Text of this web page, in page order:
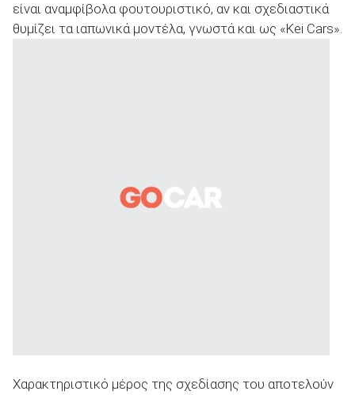
είναι αναμφίβολα φουτουριστικό, αν και σχεδιαστικά
θυμίζει τα ιαπωνικά μοντέλα, γνωστά και ως «Kei Cars».
Χαρακτηριστικό μέρος της σχεδίασης του αποτελούν